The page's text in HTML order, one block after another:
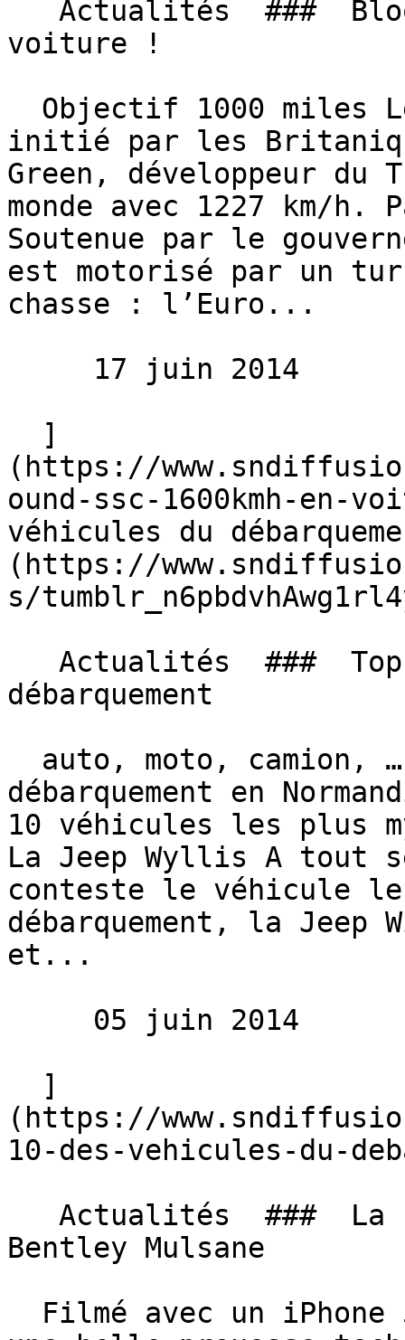
voiture !
initié par les
Green, développeur du
monde avec 1227 km/h.
Soutenue par le
est motorisé par un
chasse : l’Euro...
(https://
ound-ssc-1600kmh-
véhicules du
(https://
s/
débarquement
débarquement en
10 véhicules les plus
La Jeep Wyllis A tout
conteste le véhicule le
débarquement, la
et...
(https://
10-des-vehicules-du-
Bentley Mulsane